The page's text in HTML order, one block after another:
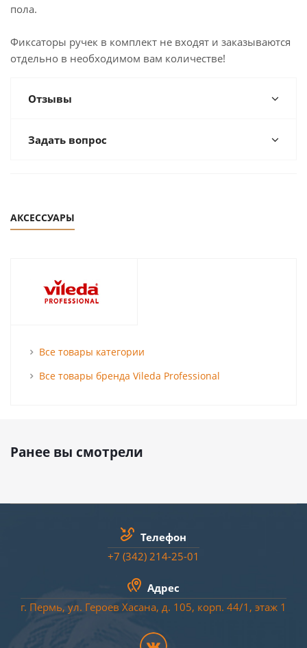
пола.
Фиксаторы ручек в комплект не входят и заказываются
отдельно в необходимом вам количестве!
Отзывы
Задать вопрос
АКСЕССУАРЫ
Все товары категории
Все товары бренда Vileda Professional
Ранее вы смотрели
Телефон
+7 (342) 214-25-01
Адрес
г. Пермь, ул. Героев Хасана, д. 105, корп. 44/1 , этаж 1